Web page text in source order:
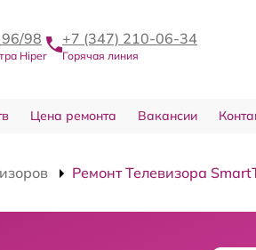
98
Hiper
+7 (347) 210-06-34
Горячая линия
Цена ремонта Вакансии
Ремонт Телевизора